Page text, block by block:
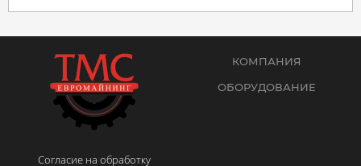
Согласие на обработку
КОМПАНИЯ
ОБОРУДОВАНИЕ